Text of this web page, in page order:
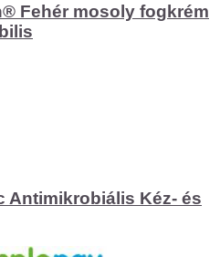
Fehér mosoly fogkrém
Antimikrobiális Kéz- és